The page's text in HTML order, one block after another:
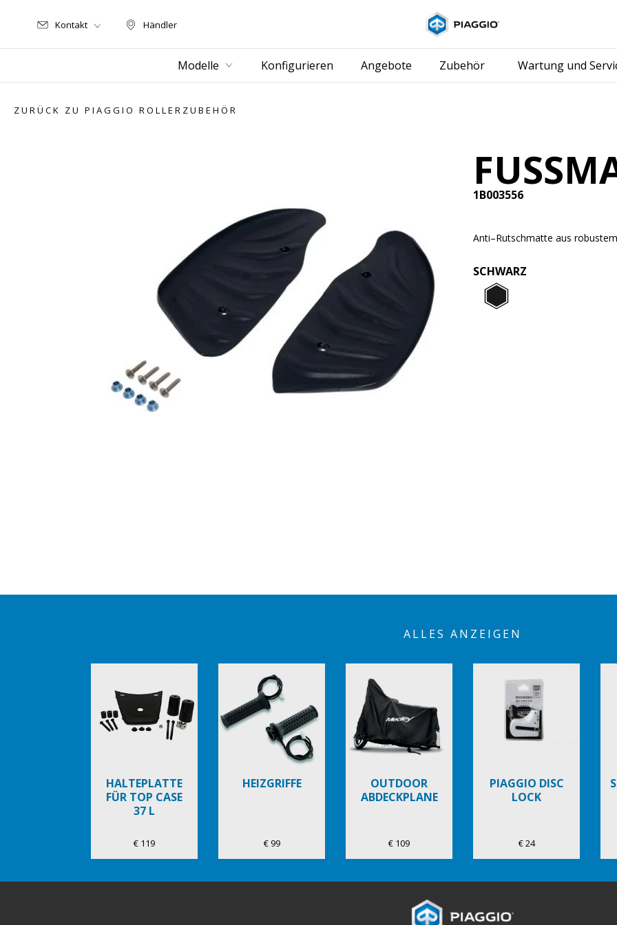
Händler
Händler
Kontakt
Modelle Konfigurieren Angebote Zubehör Wartung und
ZURÜCK ZU PIAGGIO ROLLERZUBEHÖR
1B003556
Anti–Rutschmatte aus
SCHWARZ
ALLES ANZEIGEN
HALTEPLATTE
FÜR TOP CASE
37 L
€ 119
HEIZGRIFFE
€ 99
OUTDOOR
ABDECKPLANE
€ 109
PIAGGIO DISC
LOCK
€ 24
Item